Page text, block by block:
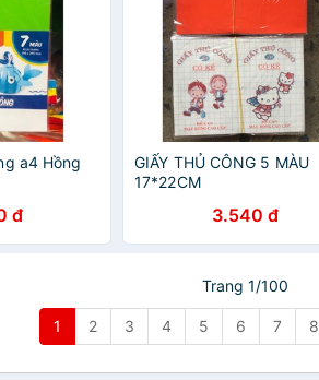
a4 Hồng
đ
GIẤY THỦ CÔNG 5 MÀU
17*22CM
3.540 đ
Trang 1/100
1 2 3 4 5 6 7 8